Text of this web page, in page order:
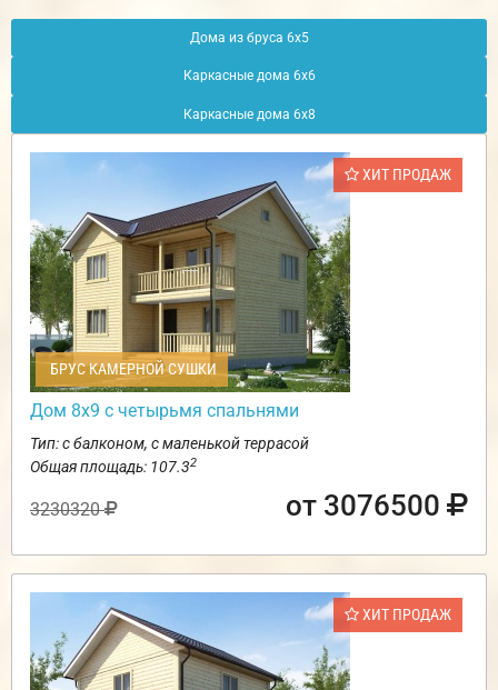
Дома из бруса 6х5
Каркасные дома 6х6
Каркасные дома 6х8
ХИТ ПРОДАЖ
БРУС КАМЕРНОЙ СУШКИ
Дом 8х9 с четырьмя спальнями
Тип: с балконом, с маленькой террасой
Общая площадь: 107.32
3230320 от 3076500
ХИТ ПРОДАЖ